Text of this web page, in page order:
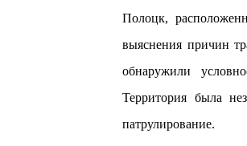
Полоцк,
выяснения причин
обнаружили
Территория была
патрулирование.